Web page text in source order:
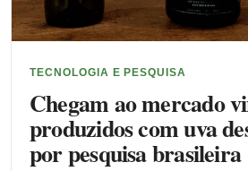
TECNOLOGIA E PESQUISA
Chegam ao mercado
produzidos com uva
por pesquisa brasileira